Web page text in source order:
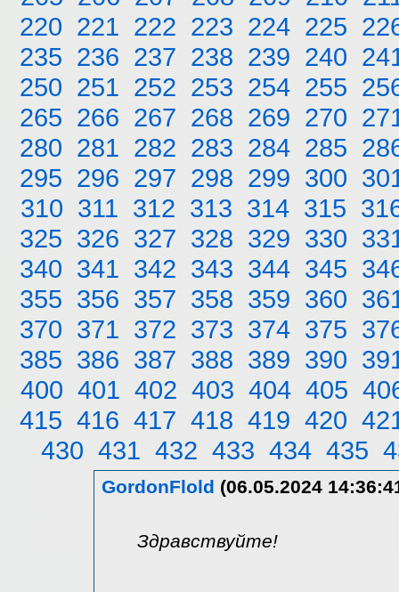
220 221 222 223 224 225
235 236 237 238 239 240
250 251 252 253 254 255
265 266 267 268 269 270
280 281 282 283 284 285
295 296 297 298 299 300
310 311 312 313 314 315
325 326 327 328 329 330
340 341 342 343 344 345
355 356 357 358 359 360
370 371 372 373 374 375
385 386 387 388 389 390
400 401 402 403 404 405
415 416 417 418 419 420
430 431 432 433 434 435
GordonFlold (06.05.2024
Здравствуйте!